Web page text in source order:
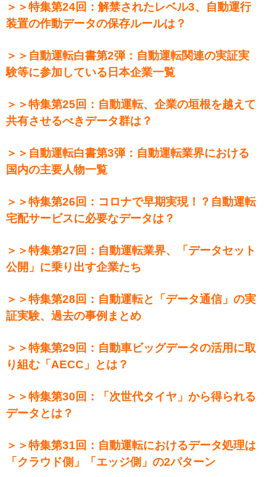
＞＞特集第24回：解禁されたレベル3、自動運行
装置の作動データの保存ルールは？
＞＞自動運転白書第2弾：自動運転関連の実証実
験等に参加している日本企業一覧
＞＞特集第25回：自動運転、企業の垣根を越えて
共有させるべきデータ群は？
＞＞自動運転白書第3弾：自動運転業界における
国内の主要人物一覧
＞＞特集第26回：コロナで早期実現！？自動運転
宅配サービスに必要なデータは？
＞＞特集第27回：自動運転業界、「データセット
公開」に乗り出す企業たち
＞＞特集第28回：自動運転と「データ通信」の実
証実験、過去の事例まとめ
＞＞特集第29回：自動車ビッグデータの活用に取
り組む「AECC」とは？
＞＞特集第30回：「次世代タイヤ」から得られる
データとは？
＞＞特集第31回：自動運転におけるデータ処理は
「クラウド側」「エッジ側」の2パターン